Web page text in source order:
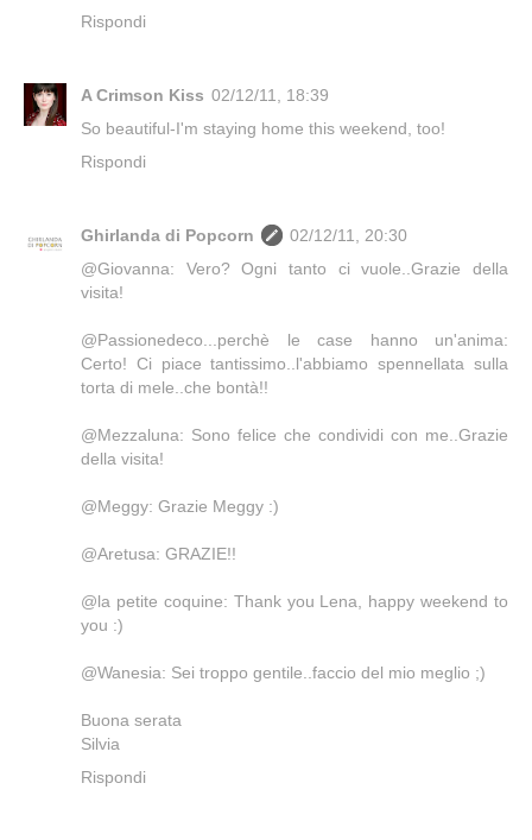
Rispondi
A Crimson Kiss 02/12/11, 18:39
So beautiful-I'm staying home this weekend, too!
Rispondi
Ghirlanda di Popcorn
02/12/11, 20:30
@Giovanna: Vero? Ogni tanto ci vuole..Grazie della
visita!
@Passionedeco...perchè le case hanno un'anima:
Certo! Ci piace tantissimo..l'abbiamo spennellata sulla
torta di mele..che bontà!!
@Mezzaluna: Sono felice che condividi con me..Grazie
della visita!
@Meggy: Grazie Meggy :)
@Aretusa: GRAZIE!!
@la petite coquine: Thank you Lena, happy weekend to
you :)
@Wanesia: Sei troppo gentile..faccio del mio meglio ;)
Buona serata
Silvia
Rispondi